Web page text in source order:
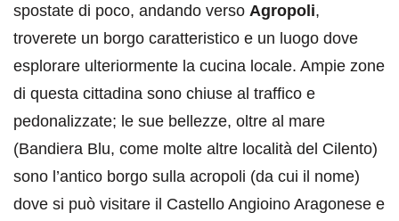
spostate di poco, andando verso Agropoli,
troverete un borgo caratteristico e un luogo dove
esplorare ulteriormente la cucina locale. Ampie zone
di questa cittadina sono chiuse al traffico e
pedonalizzate; le sue bellezze, oltre al mare
(Bandiera Blu, come molte altre località del Cilento)
sono l’antico borgo sulla acropoli (da cui il nome)
dove si può visitare il Castello Angioino Aragonese e